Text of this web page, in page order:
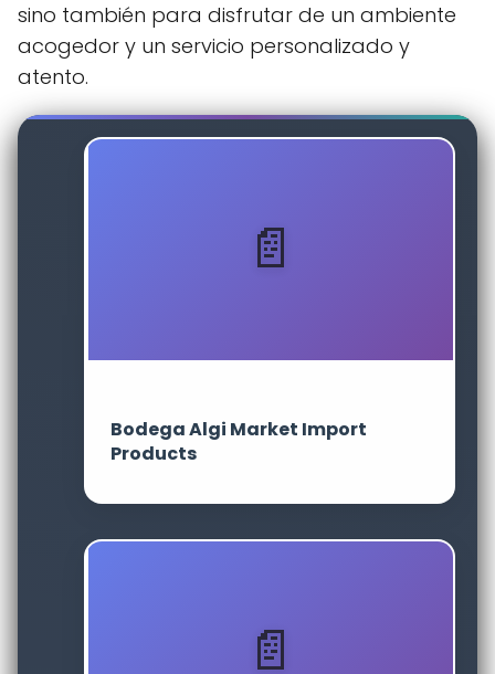
sino también para disfrutar de un ambiente
acogedor y un servicio personalizado y
atento.
Bodega Algi Market Import
Products